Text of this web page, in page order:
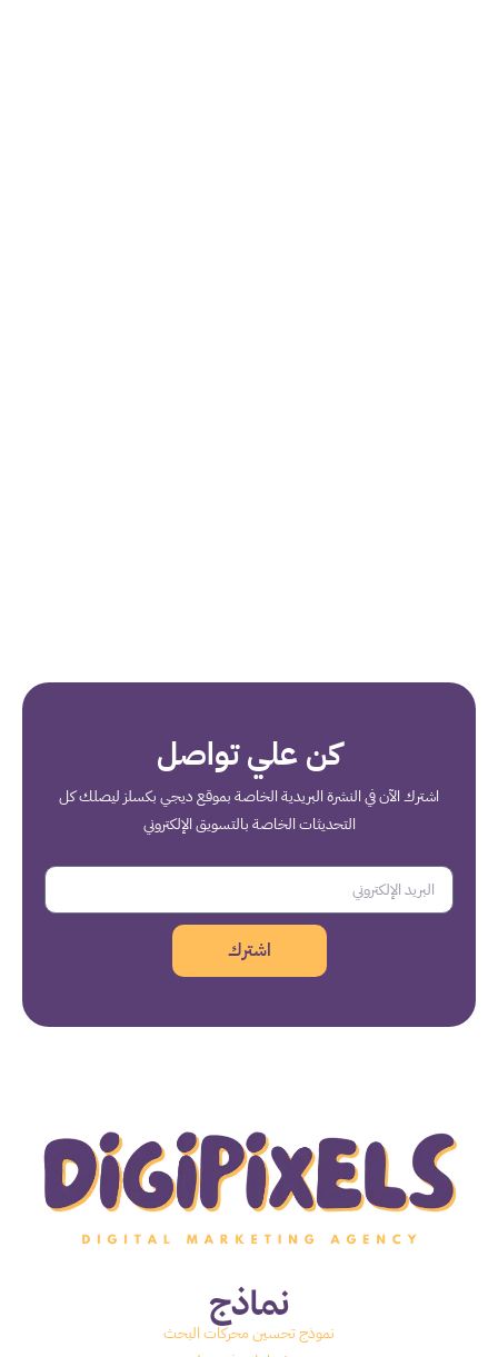
كن علي تواصل
اشترك الآن في النشرة البريدية الخاصة بموقع ديجي بكسلز ليصلك كل
التحديثات الخاصة بالتسويق الإلكتروني
اشترك
نماذج
نموذج تحسين محركات البحث